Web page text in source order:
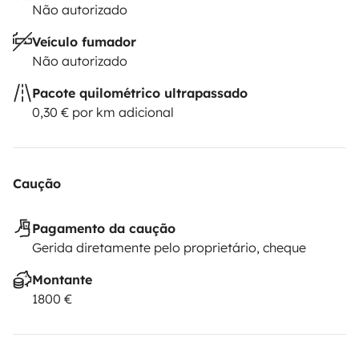
Não autorizado
Veículo fumador
Não autorizado
Pacote quilométrico ultrapassado
0,30 € por km adicional
Caução
Pagamento da caução
Gerida diretamente pelo proprietário, cheque
Montante
1800 €